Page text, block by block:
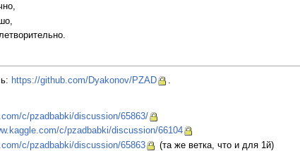
https://github.com/Dyakonov/PZAD
.
c/pzadbabki/discussion/65863/
c/pzadbabki/discussion/66104
c/pzadbabki/discussion/65863
(та же ветка, что и для 1й)